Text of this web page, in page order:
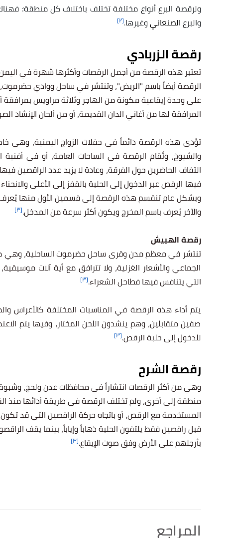
ولرقصة البرع أنواع مختلفة تختلف باختلاف كل منطقة؛ فهناك
والبرعالصنعانيوغيرها.[٢]
رقصة الزربادي
تعتبر هذه الرقصة من أجمل الرقصات وأكثرها شهرة في
الرقصة أيضاً باسم "الريض"، وتنتشر في ساحل ووادي
على وحدة إيقاعية مكونة من الهاجر وثلاثة مراويس بمرافقة
المرافقة لها من أغاني الدان القديمة، أو من ألحان الإنشاد
تؤدى هذه الرقصة دائماً في حفلات الزواج اليمنية، وهي
والشيوخ، وتُقام الرقصة في الساحات العامة، أو في أفنية
التفاف الحاضرين حول الفرقة، وعادة لا يزيد عدد الراقصين
فيها الرقص عبر الدخول إلى الحلبة بالقفز إلى الأعلى
وبشكل عام تنقسم هذه الرقصة إلى قسمين الأول منها يُعرف
والآخر يُعرف باسم المخرج ويكون أكثر سرعة من المدخل.[٣]
رقصة الهبيش
تنتشر في معظم مدن وقرى ساحل حضرموت الساحلية، وهي من
الجماعي والأشعار الغزلية، ولا تترافق مع أية آلات
التي يتنافس فيها فطاحل الشعراء.[٣]
يتم أداء هذه الرقصة في المناسبات المختلفة كالأعراس
صفين متقابلين، وهم ينشدون اللحن المختار، وفيها يتم
للدخول إلى حلبة الرقص.[٣]
رقصة الشرح
وهي من أكثر الرقصات انتشاراً في محافظات عدن ولحج،
منطقة إلى أخرى، ولم تختلف الرقصة في طريقة أدائها منذ
المستخدمة مع الرقص، أو باتجاه حركة الراقصين التي قد
قبل راقصين فقط يلتفون الحلبة ذهاباً وإياباً، بينما يقف
بأرجلهم على الأرض وفق صوت الإيقاع.[٣]
المراجع